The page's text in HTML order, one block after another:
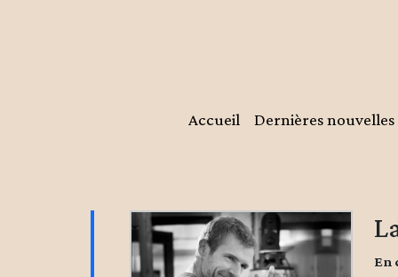
Accueil Dernières nouvelles
En